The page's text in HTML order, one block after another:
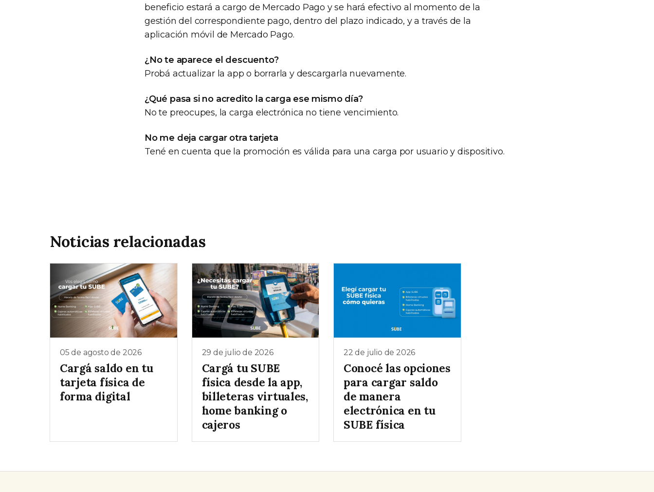
beneficio estará a cargo de Mercado Pago y se hará efectivo al momento de la
gestión del correspondiente pago, dentro del plazo indicado, y a través de la
aplicación móvil de Mercado Pago.
¿No te aparece el descuento?
Probá actualizar la app o borrarla y descargarla nuevamente.
¿Qué pasa si no acredito la carga ese mismo día?
No te preocupes, la carga electrónica no tiene vencimiento.
No me deja cargar otra tarjeta
Tené en cuenta que la promoción es válida para una carga por usuario y dispositivo.
Noticias relacionadas
05 de agosto de 2026
Cargá saldo en tu
tarjeta física de
forma digital
29 de julio de 2026
Cargá tu SUBE
física desde la app,
billeteras virtuales,
home banking o
cajeros
22 de julio de 2026
Conocé las opciones
para cargar saldo
de manera
electrónica en tu
SUBE física